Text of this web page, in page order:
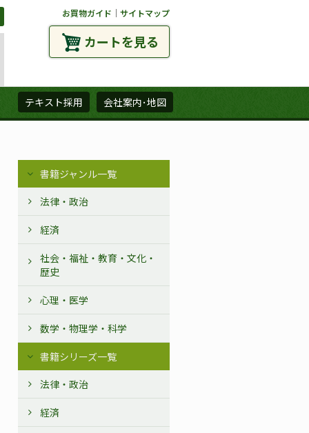
お買物ガイド ｜ サイトマップ
カートを見る
テキスト採用 会社案内･地図
書籍ジャンル一覧
法律・政治
経済
社会・福祉・教育・文化・
歴史
心理・医学
数学・物理学・科学
書籍シリーズ一覧
法律・政治
経済